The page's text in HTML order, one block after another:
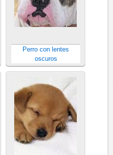
Perro con lentes
oscuros